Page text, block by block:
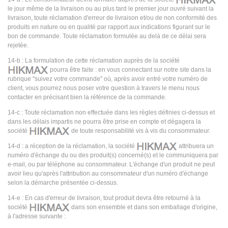
le jour même de la livraison ou au plus tard le premier jour ouvré suivant la
livraison, toute réclamation d'erreur de livraison et/ou de non conformité des
produits en nature ou en qualité par rapport aux indications figurant sur le
bon de commande. Toute réclamation formulée au delà de ce délai sera
rejetée.
14-b : La formulation de cette réclamation auprès de la société
pourra être faite : en vous connectant sur notre site dans la
rubrique "suivez votre commande" où, après avoir entré votre numéro de
client, vous pourrez nous poser votre question à travers le menu nous
contacter en précisant bien la référence de la commande.
14-c : Toute réclamation non effectuée dans les règles définies ci-dessus et
dans les délais impartis ne pourra être prise en compte et dégagera la
société
de toute responsabilité vis à vis du consommateur.
14-d : a réception de la réclamation, la société
attribuera un
numéro d'échange du ou des produit(s) concerné(s) et le communiquera par
e-mail, ou par téléphone au consommateur. L'échange d'un produit ne peut
avoir lieu qu'après l'attribution au consommateur d'un numéro d'échange
selon la démarche présentée ci-dessus.
14-e : En cas d'erreur de livraison, tout produit devra être retourné à la
société
dans son ensemble et dans son emballage d'origine,
à l'adresse suivante :